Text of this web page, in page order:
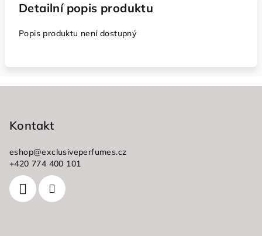
Detailní popis produktu
Popis produktu není dostupný
Kontakt
eshop@exclusiveperfumes.cz
+420 774 400 101